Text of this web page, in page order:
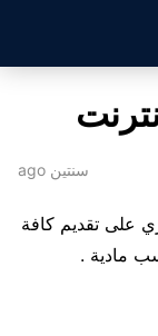
سنتين ago
على تقديم كافة
مادية .